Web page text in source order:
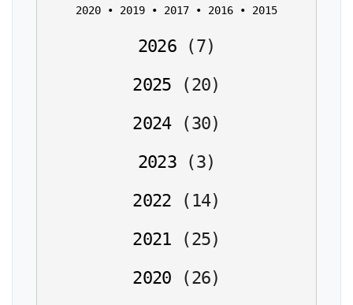
2020 • 2019 • 2017 • 2016 • 2015
2026 (7)
2025
(20)
2024
(30)
2023
(3)
2022
( 14)
2021
(25)
2020
(26)